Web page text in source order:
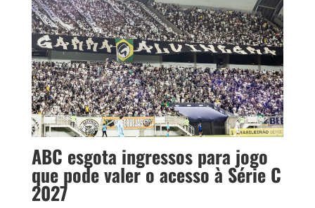
ABC esgota ingressos para jogo
que pode valer o acesso à Série C
2027